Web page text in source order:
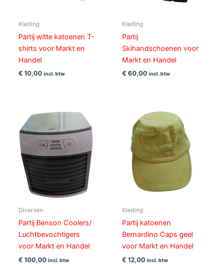
Kleding
Partij witte katoenen T-
shirts voor Markt en
Handel
€ 10,00 incl. btw
Kleding
Partij
Skihandschoenen voor
Markt en Handel
€ 60,00 incl. btw
Diversen
Partij Benson Coolers/
Luchtbevochtigers
voor Markt en Handel
€ 100,00 incl. btw
Kleding
Partij katoenen
Bernardino Caps geel
voor Markt en Handel
€ 12,00 incl. btw